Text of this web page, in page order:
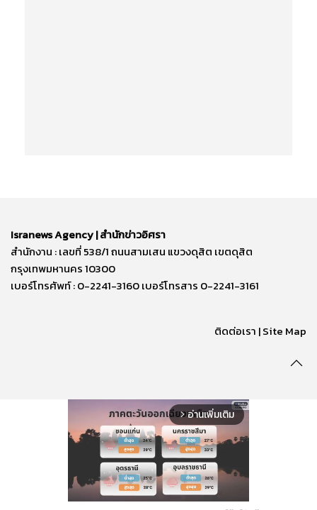
Isranews Agency | สำนักข่าวอิศรา
สำนักงาน : เลขที่ 538/1 ถนนสามเสน แขวงดุสิต เขตดุสิต
กรุงเทพมหานคร 10300
เบอร์โทรศัพท์ : 0-2241-3160 เบอร์โทรสาร 0-2241-3161
ติดต่อเรา | Site Map
arrow_forward_ios อ่านเพิ่มเติม